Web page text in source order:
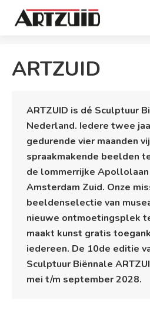
ARTZUID
ARTZUID is dé Sculptuur
Nederland. Iedere twee
gedurende vier maanden
spraakmakende beelden
de lommerrijke Apollolaan
Amsterdam Zuid. Onze
beeldenselectie van
nieuwe ontmoetingsplek
maakt kunst gratis
iedereen. De 10de editie
Sculptuur Biënnale
mei t/m september 2028.